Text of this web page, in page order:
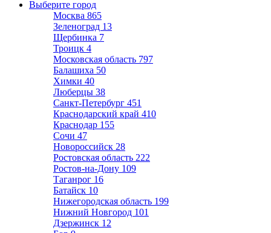
Выберите город
Москва 865
Зеленоград 13
Щербинка 7
Троицк 4
Московская область 797
Балашиха 50
Химки 40
Люберцы 38
Санкт-Петербург 451
Краснодарский край 410
Краснодар 155
Сочи 47
Новороссийск 28
Ростовская область 222
Ростов-на-Дону 109
Таганрог 16
Батайск 10
Нижегородская область 199
Нижний Новгород 101
Дзержинск 12